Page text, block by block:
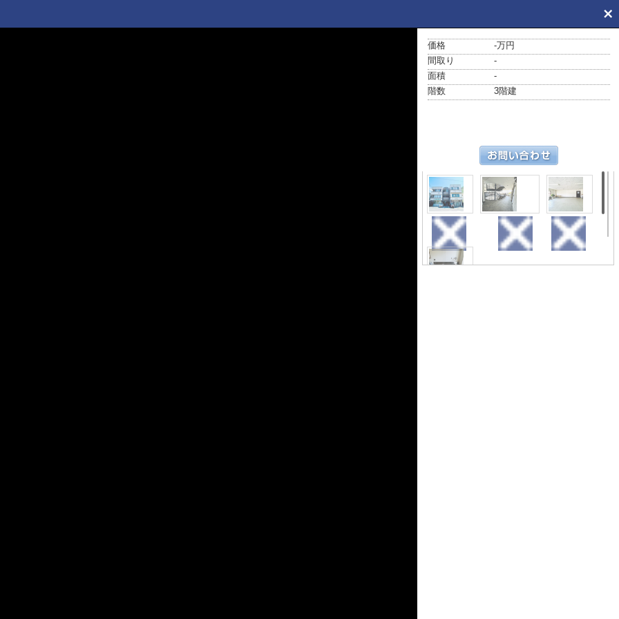
価格
-万円
間取り
-
面積
-
階数
3階建
外観 その他 内装